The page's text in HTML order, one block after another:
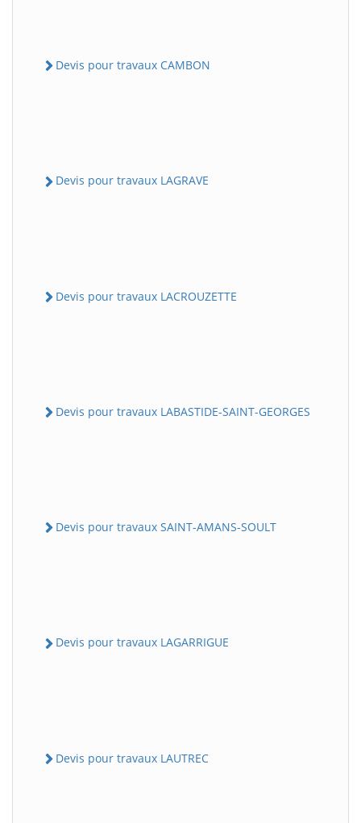
Devis pour travaux CAMBON
Devis pour travaux LAGRAVE
Devis pour travaux LACROUZETTE
Devis pour travaux LABASTIDE-SAINT-GEORGES
Devis pour travaux SAINT-AMANS-SOULT
Devis pour travaux LAGARRIGUE
Devis pour travaux LAUTREC